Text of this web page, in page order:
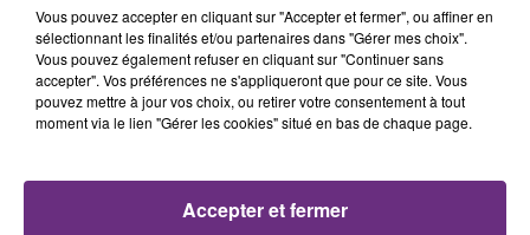
Vous pouvez accepter en cliquant sur "Accepter et fermer", ou affiner en
sélectionnant les finalités et/ou partenaires dans "Gérer mes choix".
Vous pouvez également refuser en cliquant sur "Continuer sans
accepter". Vos préférences ne s'appliqueront que pour ce site. Vous
pouvez mettre à jour vos choix, ou retirer votre consentement à tout
moment via le lien "Gérer les cookies" situé en bas de chaque page.
Accepter et fermer